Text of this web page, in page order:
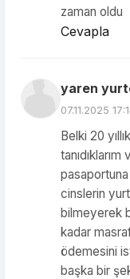
zaman oldu
Cevapla
yaren
07.11.2025
Belki 20
cinslerin
bilmeyerek
kadar
ödemesini
başka bir